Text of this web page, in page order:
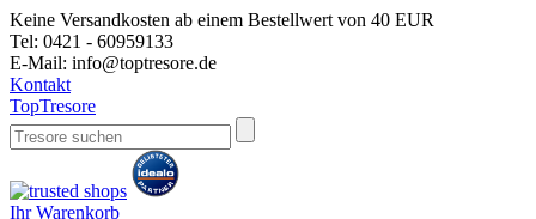
Keine Versandkosten ab einem Bestellwert von 40 EUR
Tel: 0421 - 60959133
E-Mail: info@toptresore.de
Kontakt
TopTresore
Ihr Warenkorb